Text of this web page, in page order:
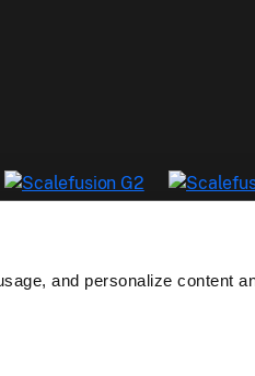
and personalize content